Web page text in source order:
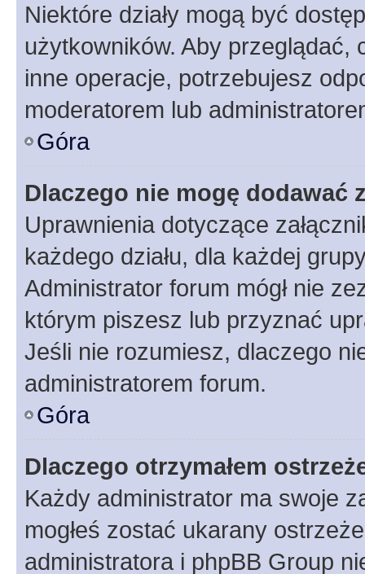
Niektóre działy mogą być
użytkowników. Aby
inne operacje, potrzebujesz
moderatorem lub
Góra
Dlaczego nie mogę dodawać
Uprawnienia dotyczące
każdego działu, dla każdej
Administrator forum mógł nie
którym piszesz lub przyznać
Jeśli nie rozumiesz, dlaczego
administratorem forum.
Góra
Dlaczego otrzymałem
Każdy administrator ma swoje
mogłeś zostać ukarany
administratora i phpBB Group